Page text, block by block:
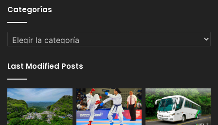
Categorías
Categorías
Last Modified Posts